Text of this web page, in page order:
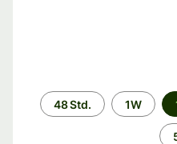
Zeitraum
48 Std. 1W